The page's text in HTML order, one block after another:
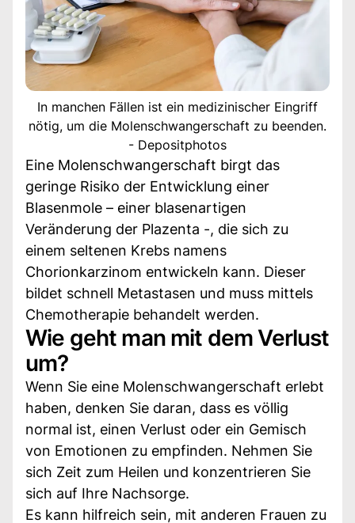
In manchen Fällen ist ein medizinischer Eingriff
nötig, um die Molenschwangerschaft zu beenden.
- Depositphotos
Eine Molenschwangerschaft birgt das
geringe Risiko der Entwicklung einer
Blasenmole – einer blasenartigen
Veränderung der Plazenta -, die sich zu
einem seltenen Krebs namens
Chorionkarzinom entwickeln kann. Dieser
bildet schnell Metastasen und muss mittels
Chemotherapie behandelt werden.
Wie geht man mit dem Verlust
um?
Wenn Sie eine Molenschwangerschaft erlebt
haben, denken Sie daran, dass es völlig
normal ist, einen Verlust oder ein Gemisch
von Emotionen zu empfinden. Nehmen Sie
sich Zeit zum Heilen und konzentrieren Sie
sich auf Ihre Nachsorge.
Es kann hilfreich sein, mit anderen Frauen zu